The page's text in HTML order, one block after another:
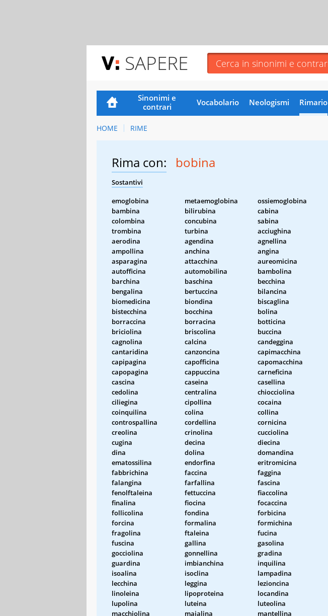
SAPERE
Sinonimi e
contrari
Vocabolario Neologismi Rimario
HOME RIME
Rima con: bobina
Sostantivi
emoglobina metaemoglobina ossiemoglobina
bambina
bilirubina cabina
colombina
concubina sabina
trombina
turbina acciughina
aerodina
agendina agnellina
ampollina
anchina angina
asparagina
attacchina aureomicina
autofficina
automobilina bambolina
barchina
baschina becchina
bengalina
bertuccina bilancina
biomedicina
biondina biscaglina
bistecchina
bocchina bolina
borraccina
borracina botticina
briciolina
briscolina buccina
cagnolina
calcina candeggina
cantaridina
canzoncina capimacchina
capipagina
capofficina capomacchina
capopagina
cappuccina carneficina
cascina
caseina casellina
cedolina
centralina chiocciolina
ciliegina
cipollina cocaina
coinquilina
colina collina
controspallina
cordellina cornicina
creolina
crinolina cucciolina
cugina
decina diecina
dina
dolina domandina
ematossilina
endorfina eritromicina
fabbrichina
faccina faggina
falangina
farfallina fascina
fenolftaleina
fettuccina fiaccolina
finalina
fiocina focaccina
follicolina
fondina forbicina
forcina
formalina formichina
fragolina
ftaleina fucina
fuscina
gallina gasolina
gocciolina
gonnellina gradina
guardina
imbianchina inquilina
isoalina
isoclina lampadina
lecchina
leggina lezioncina
linoleina
lipoproteina locandina
lupolina
luteina luteolina
macchiolina
maialina mantellina